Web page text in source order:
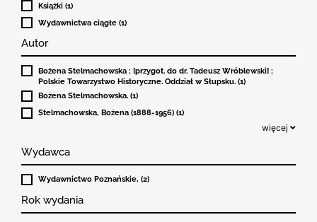
Książki (1)
Wydawnictwa ciągłe (1)
Autor
Bożena Stelmachowska ; [przygot. do dr. Tadeusz Wróblewski] ;
Polskie Towarzystwo Historyczne. Oddział w Słupsku. (1)
Bożena Stelmachowska. (1)
Stelmachowska, Bożena (1888-1956) (1)
więcej
Wydawca
Wydawnictwo Poznańskie, (2)
Rok wydania